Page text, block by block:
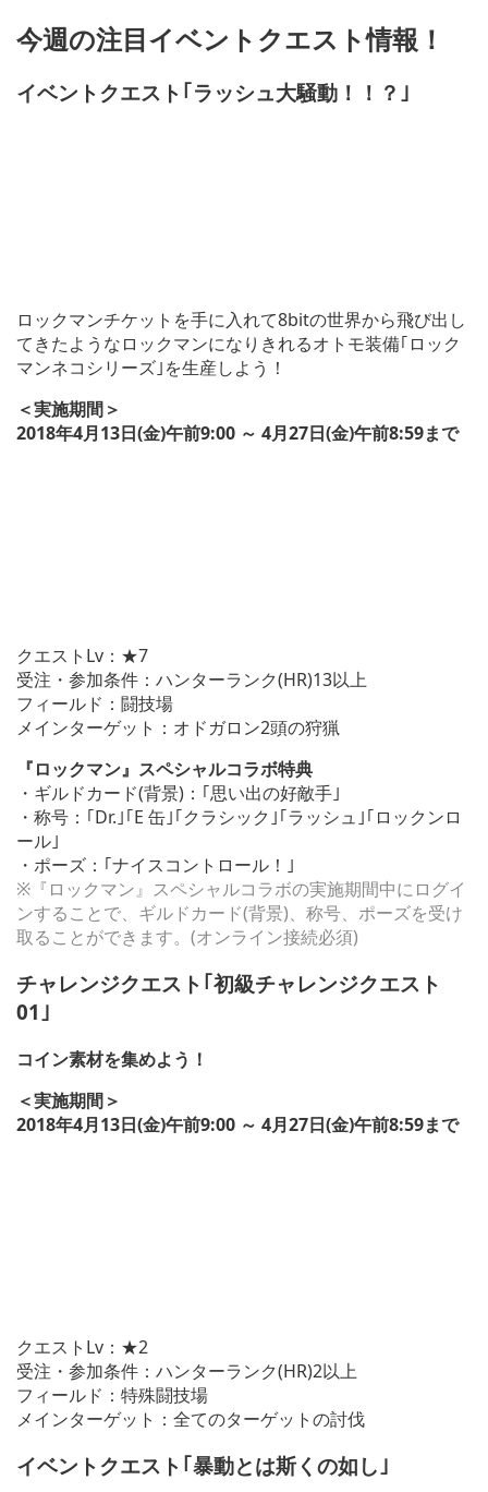
今週の注目イベントクエスト情報！
イベントクエスト｢ラッシュ大騒動！！？｣
ロックマンチケットを手に入れて8bitの世界から飛び出し
てきたようなロックマンになりきれるオトモ装備｢ロック
マンネコシリーズ｣を生産しよう！
＜実施期間＞
2018年4月13日(金)午前9:00 ～ 4月27日(金)午前8:59まで
クエストLv：★7
受注・参加条件：ハンターランク(HR)13以上
フィールド：闘技場
メインターゲット：オドガロン2頭の狩猟
『ロックマン』スペシャルコラボ特典
・ギルドカード(背景)：｢思い出の好敵手｣
・称号：｢Dr.｣｢E 缶｣｢クラシック｣｢ラッシュ｣｢ロックンロ
ール｣
・ポーズ：｢ナイスコントロール！｣
※『ロックマン』スペシャルコラボの実施期間中にログイ
ンすることで、ギルドカード(背景)、称号、ポーズを受け
取ることができます。(オンライン接続必須)
チャレンジクエスト｢初級チャレンジクエスト
01｣
コイン素材を集めよう！
＜実施期間＞
2018年4月13日(金)午前9:00 ～ 4月27日(金)午前8:59まで
クエストLv：★2
受注・参加条件：ハンターランク(HR)2以上
フィールド：特殊闘技場
メインターゲット：全てのターゲットの討伐
イベントクエスト｢暴動とは斯くの如し｣